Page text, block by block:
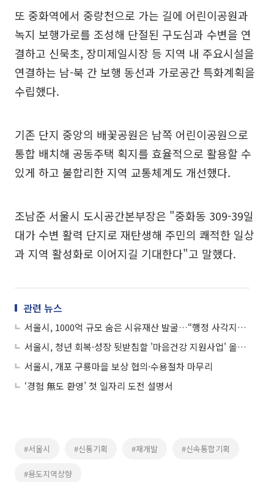
또 중화역에서 중랑천으로 가는 길에 어린이공원과
녹지 보행가로를 조성해 단절된 구도심과 수변을 연
결하고 신묵초, 장미제일시장 등 지역 내 주요시설을
연결하는 남-북 간 보행 동선과 가로공간 특화계획을
수립했다.
기존 단지 중앙의 배꽃공원은 남쪽 어린이공원으로
통합 배치해 공동주택 획지를 효율적으로 활용할 수
있게 하고 불합리한 지역 교통체계도 개선했다.
조남준 서울시 도시공간본부장은 "중화동 309-39일
대가 수변 활력 단지로 재탄생해 주민의 쾌적한 일상
과 지역 활성화로 이어지길 기대한다"고 말했다.
관련 뉴스
서울시, 1000억 규모 숨은 시유재산 발굴…“행정 사각지대 토지 바로잡는다”
서울시, 청년 회복·성장 뒷받침할 '마음건강 지원사업' 올해 마지막 모집
서울시, 개포 구룡마을 보상 협의·수용절차 마무리
‘경험 無도 환영’ 첫 일자리 도전 설명서
#서울시 #신통기획 #재개발 #신속통합기획
#용도지역상향